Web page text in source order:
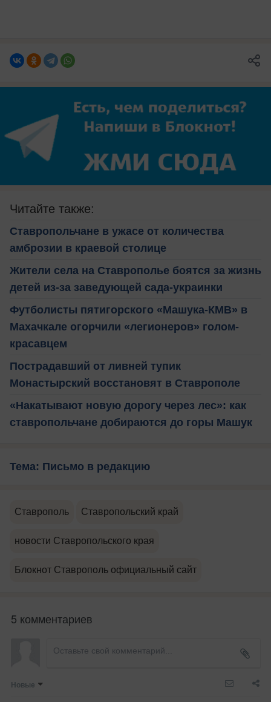
Читайте также:
Ставропольчане в ужасе от количества
амброзии в краевой столице
Жители села на Ставрополье боятся за жизнь
детей из-за заведующей сада-украинки
Футболисты пятигорского «Машука-КМВ» в
Махачкале огорчили «легионеров» голом-
красавцем
Пострадавший от ливней тупик
Монастырский восстановят в Ставрополе
«Накатывают новую дорогу через лес»: как
ставропольчане добираются до горы Машук
Тема: Письмо в редакцию
Ставрополь Ставропольский край
новости Ставропольского края
Блокнот Ставрополь официальный сайт
5 комментариев
Новые